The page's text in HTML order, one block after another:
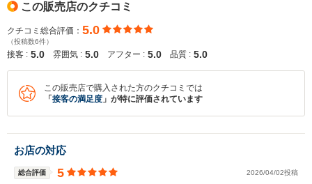
この販売店のクチコミ
クチコミ総合評価： 5.0
（投稿数6件）
接客 : 5.0 雰囲気 : 5.0 アフター : 5.0 品質 : 5.0
この販売店で購入された方のクチコミでは
「 接客の満足度 」が特に評価されています
お店の対応
総合評価 5 2026/04/02投稿